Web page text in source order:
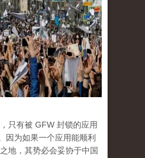
只有被 GFW 封锁的应用
因为如果一个应用能顺利
地，其势必会妥协于中国